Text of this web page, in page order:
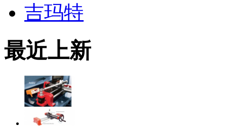
吉玛特
最近上新